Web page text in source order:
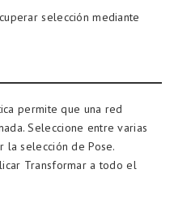
selección mediante
permite que una red
Seleccione entre varias
la selección de Pose.
Transformar a todo el